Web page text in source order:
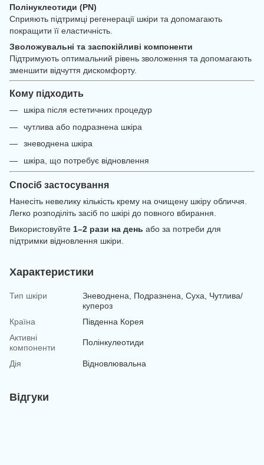
Полінуклеотиди (PN)
Сприяють підтримці регенерації шкіри та допомагають
покращити її еластичність.
Зволожувальні та заспокійливі компоненти
Підтримують оптимальний рівень зволоження та допомагають
зменшити відчуття дискомфорту.
Кому підходить
шкіра після естетичних процедур
чутлива або подразнена шкіра
зневоднена шкіра
шкіра, що потребує відновлення
Спосіб застосування
Нанесіть невелику кількість крему на очищену шкіру обличчя.
Легко розподіліть засіб по шкірі до повного вбирання.
Використовуйте 1–2 рази на день або за потреби для
підтримки відновлення шкіри.
Характеристики
Тип шкіри
Зневоднена, Подразнена, Суха, Чутлива/
купероз
Країна
Південна Корея
Активні
компоненти
Полінкулеотиди
Дія Відновлювальна
Відгуки